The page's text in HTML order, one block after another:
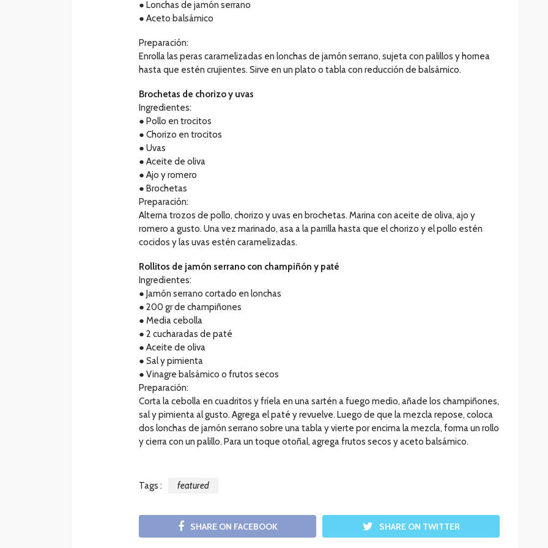
● Lonchas de jamón serrano
● Aceto balsámico
Preparación:
Enrolla las peras caramelizadas en lonchas de jamón serrano, sujeta con palillos y hornea
hasta que estén crujientes. Sirve en un plato o tabla con reducción de balsámico.
Brochetas de chorizo y uvas
Ingredientes:
● Pollo en trocitos
● Chorizo en trocitos
● Uvas
● Aceite de oliva
● Ajo y romero
● Brochetas
Preparación:
Alterna trozos de pollo, chorizo y uvas en brochetas. Marina con aceite de oliva, ajo y
romero a gusto. Una vez marinado, asa a la parrilla hasta que el chorizo y el pollo estén
cocidos y las uvas estén caramelizadas.
Rollitos de jamón serrano con champiñón y paté
Ingredientes:
● Jamón serrano cortado en lonchas
● 200 gr de champiñones
● Media cebolla
● 2 cucharadas de paté
● Aceite de oliva
● Sal y pimienta
● Vinagre balsámico o frutos secos
Preparación:
Corta la cebolla en cuadritos y fríela en una sartén a fuego medio, añade los champiñones,
sal y pimienta al gusto. Agrega el paté y revuelve. Luego de que la mezcla repose, coloca
dos lonchas de jamón serrano sobre una tabla y vierte por encima la mezcla, forma un rollo
y cierra con un palillo. Para un toque otoñal, agrega frutos secos y aceto balsámico.
Tags : featured
SHARE ON FACEBOOK SHARE ON TWITTER